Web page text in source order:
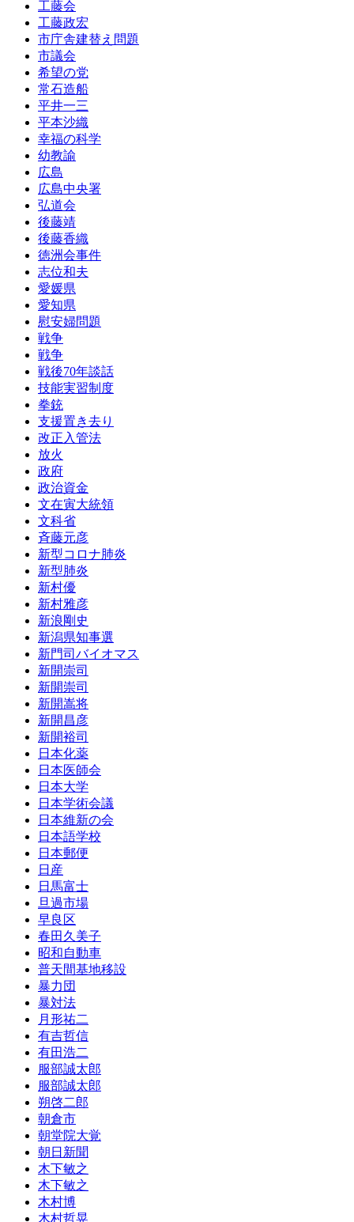
工藤会
工藤政宏
市庁舎建替え問題
市議会
希望の党
常石造船
平井一三
平本沙織
幸福の科学
幼教諭
広島
広島中央署
弘道会
後藤靖
後藤香織
徳洲会事件
志位和夫
愛媛県
愛知県
慰安婦問題
戦争
戦争
戦後70年談話
技能実習制度
拳銃
支援置き去り
改正入管法
放火
政府
政治資金
文在寅大統領
文科省
斉藤元彦
新型コロナ肺炎
新型肺炎
新村優
新村雅彦
新浪剛史
新潟県知事選
新門司バイオマス
新開崇司
新開崇司
新開嵩将
新開昌彦
新開裕司
日本化薬
日本医師会
日本大学
日本学術会議
日本維新の会
日本語学校
日本郵便
日産
日馬富士
旦過市場
早良区
春田久美子
昭和自動車
普天間基地移設
暴力団
暴対法
月形祐二
有吉哲信
有田浩二
服部誠太郎
服部誠太郎
朔啓二郎
朝倉市
朝堂院大覚
朝日新聞
木下敏之
木下敏之
木村博
木村哲晃